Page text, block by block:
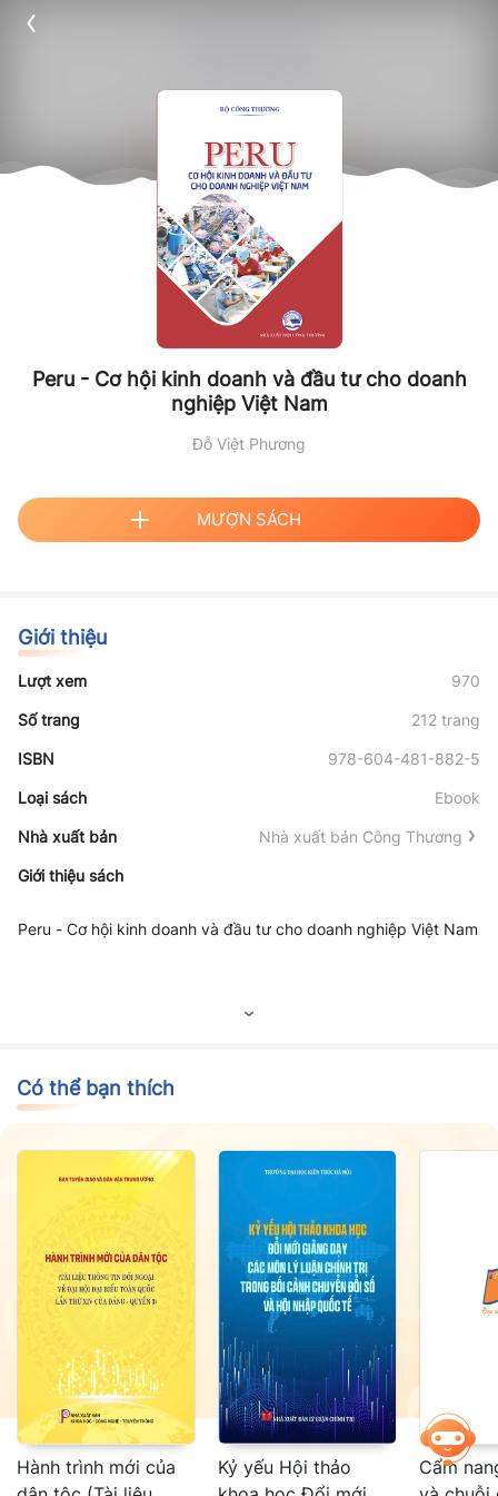
Peru - Cơ hội kinh doanh và đầu tư cho doanh
nghiệp Việt Nam
Đỗ Việt Phương
MƯỢN SÁCH
Giới thiệu
Lượt xem 970
Số trang 212 trang
ISBN 978-604-481-882-5
Loại sách Ebook
Nhà xuất bản Nhà xuất bản Công Thương
Giới thiệu sách
Peru - Cơ hội kinh doanh và đầu tư cho doanh nghiệp Việt Nam
Có thể bạn thích
Hành trình mới của
Kỷ yếu Hội thảo
Cẩm